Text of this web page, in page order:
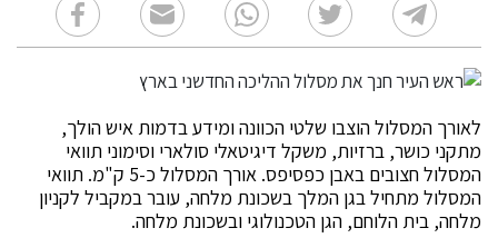
לאורך המסלול הוצבו שלטי הכוונה ומידע בדמות איש הולך,
מתקני כושר, ברזיות, משקל דיגיטאלי סולארי וסימוני תוואי
המסלול חצובים באבן כפסיפס. אורך המסלול כ-5 ק"מ. תוואי
המסלול מתחיל בגן המלך בשכונת מלחה, עובר במקביל לקניון
מלחה, בית הלוחם, הגן הטכנולוגי ובשכונת מלחה.